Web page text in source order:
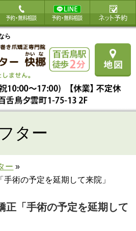
ら
ター
ー »
術の予定を延期して来院」
正「手術の予定を延期して